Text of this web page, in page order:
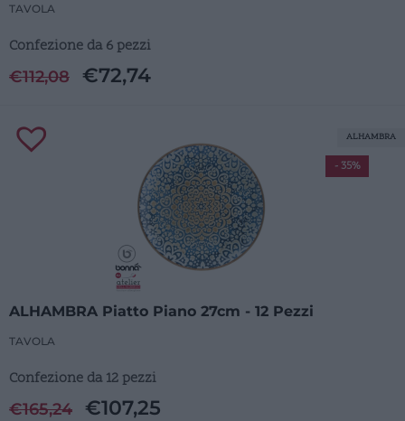
TAVOLA
Confezione da 6 pezzi
€112,08 €72,74
ALHAMBRA Piatto Piano 27cm - 12 Pezzi
TAVOLA
Confezione da 12 pezzi
€165,24 €107,25
- 35%
ALHAMBRA